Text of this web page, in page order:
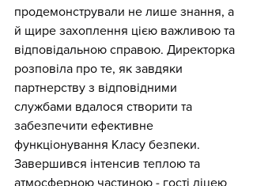
продемонстрували не лише знання, а
й щире захоплення цією важливою та
відповідальною справою. Директорка
розповіла про те, як завдяки
партнерству з відповідними
службами вдалося створити та
забезпечити ефективне
функціонування Класу безпеки.
Завершився інтенсив теплою та
атмосферною частиною - гості ліцею